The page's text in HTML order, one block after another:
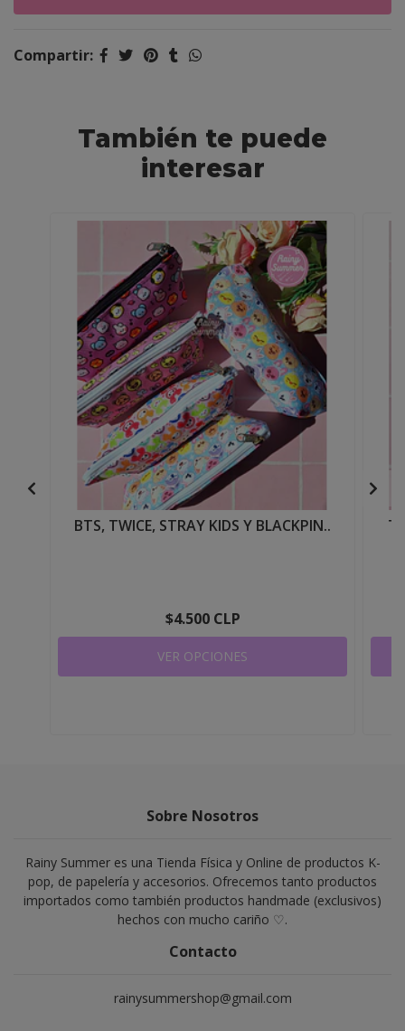
Compartir:
También te puede
interesar
BTS, TWICE, STRAY KIDS Y BLACKPIN..
$4.500 CLP
VER OPCIONES
Sobre Nosotros
Rainy Summer es una Tienda Física y Online de productos K-
pop, de papelería y accesorios. Ofrecemos tanto productos
importados como también productos handmade (exclusivos)
hechos con mucho cariño ♡.
Contacto
rainysummershop@gmail.com